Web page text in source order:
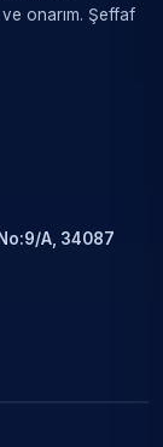
onarım. Şeffaf
A, 34087